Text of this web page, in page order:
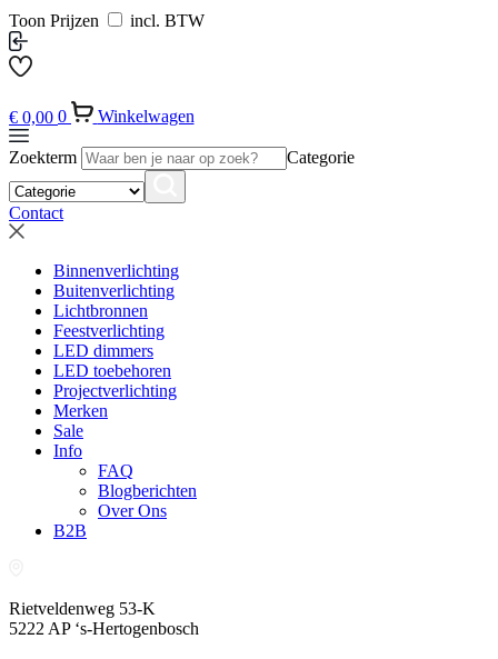
Toon Prijzen incl. BTW
€ 0,00 0 Winkelwagen
Zoekterm Categorie
Contact
Binnenverlichting
Buitenverlichting
Lichtbronnen
Feestverlichting
LED dimmers
LED toebehoren
Projectverlichting
Merken
Sale
Info
FAQ
Blogberichten
Over Ons
B2B
Rietveldenweg 53-K
5222 AP ‘s-Hertogenbosch